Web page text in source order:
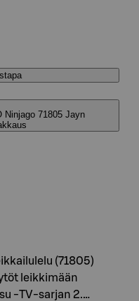
Ninjago 71805 Jayn
(71805)
leikkimään
‑TV-sarjan 2.…